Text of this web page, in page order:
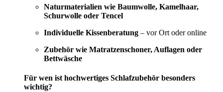
Naturmaterialien wie Baumwolle, Kamelhaar,
Schurwolle oder Tencel
Individuelle Kissenberatung – vor Ort oder online
Zubehör wie Matratzenschoner, Auflagen oder
Bettwäsche
Für wen ist hochwertiges Schlafzubehör besonders
wichtig?